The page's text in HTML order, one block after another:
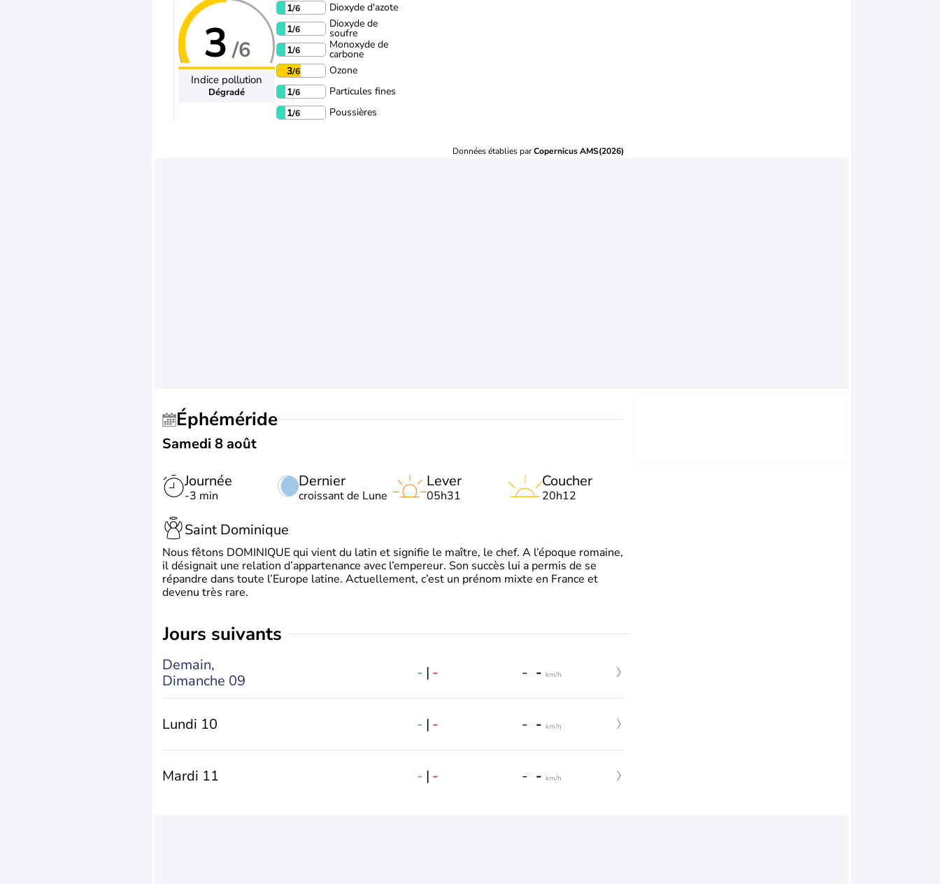
3 /6
Indice pollution
Dégradé
1/6
Dioxyde d'azote
1/6 Dioxyde de
soufre
1/6 Monoxyde de
carbone
3/6
Ozone
1/6
Particules fines
1/6 Poussières
Données établies parCopernicus AMS(2026)
Éphéméride
Samedi 8 août
Journée
-3 min
Dernier
croissant de Lune
Lever
05h31
Coucher
20h12
Saint Dominique
Nous fêtons DOMINIQUE qui vient du latin et signifie le maître, le chef. A l’époque romaine,
il désignait une relation d’appartenance avec l’empereur. Son succès lui a permis de se
répandre dans toute l’Europe latine. Actuellement, c’est un prénom mixte en France et
devenu très rare.
jours suivants
Demain,
Dimanche 09
- | - - - km/h
Lundi 10 - | - - - km/h
Mardi 11 - | - - - km/h